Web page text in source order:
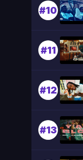
#10
#11
#12
#13